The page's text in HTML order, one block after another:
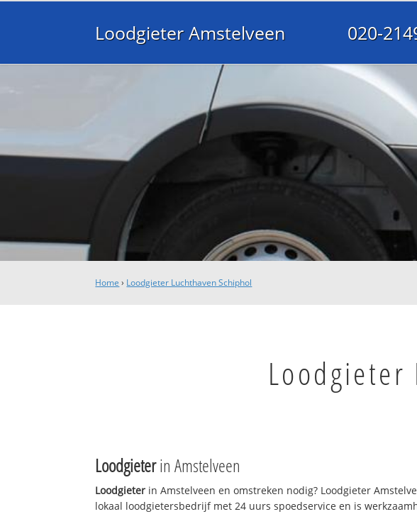
Loodgieter Amstelveen 020-
Home › Loodgieter Luchthaven Schiphol
Loodgieter
Loodgieterin Amstelveen
Loodgieter in Amstelveen en omstreken nodig? Loodgieter
lokaal loodgietersbedrijf met 24 uurs spoedservice en is